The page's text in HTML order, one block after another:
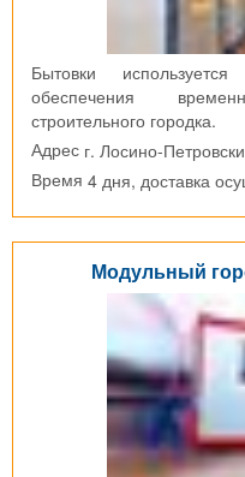
Бытовки
обеспечения
строительного городка.
Адрес г. Лосино-
Время 4 дня, доставка
Модульный